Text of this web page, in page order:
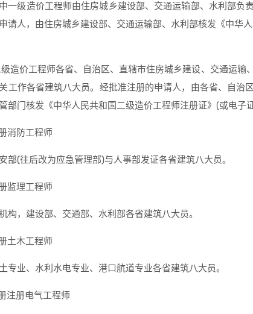
一级造价工程师由住房城乡建设部、交通运输部、水利部负
请人，由住房城乡建设部、交通运输部、水利部核发《中华
造价工程师各省、自治区、直辖市住房城乡建设、交通运输
工作各省建筑八大员。经批准注册的申请人，由各省、自治
部门核发《中华人民共和国二级造价工程师注册证》(或电子证
消防工程师
部(往后改为应急管理部)与人事部发证各省建筑八大员。
监理工程师
构，建设部、交通部、水利部各省建筑八大员。
土木工程师
专业、水利水电专业、港口航道专业各省建筑八大员。
注册电气工程师